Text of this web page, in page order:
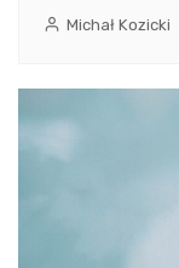
Michał Kozicki